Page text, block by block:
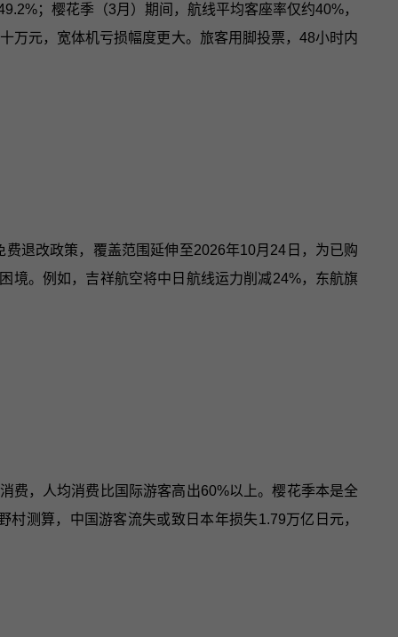
；樱花季（3月）期间，航线平均客座率仅约40%，
万元，宽体机亏损幅度更大。旅客用脚投票，48小时内
退改政策，覆盖范围延伸至2026年10月24日，为已购
境。例如，吉祥航空将中日航线运力削减24%，东航旗
费，人均消费比国际游客高出60%以上。樱花季本是全
测算，中国游客流失或致日本年损失1.79万亿日元，